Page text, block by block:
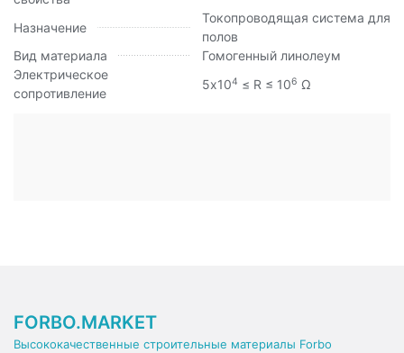
Назначение
Токопроводящая система для
полов
Вид материала
Гомогенный линолеум
Электрическое
сопротивление
5х104 ≤ R ≤ 106 Ω
FORBO.MARKET
Высококачественные строительные материалы Forbo